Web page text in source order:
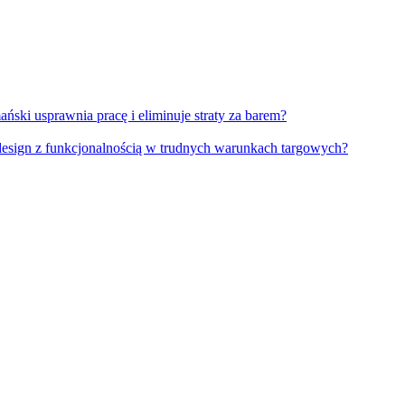
usprawnia pracę i eliminuje straty za barem?
z funkcjonalnością w trudnych warunkach targowych?